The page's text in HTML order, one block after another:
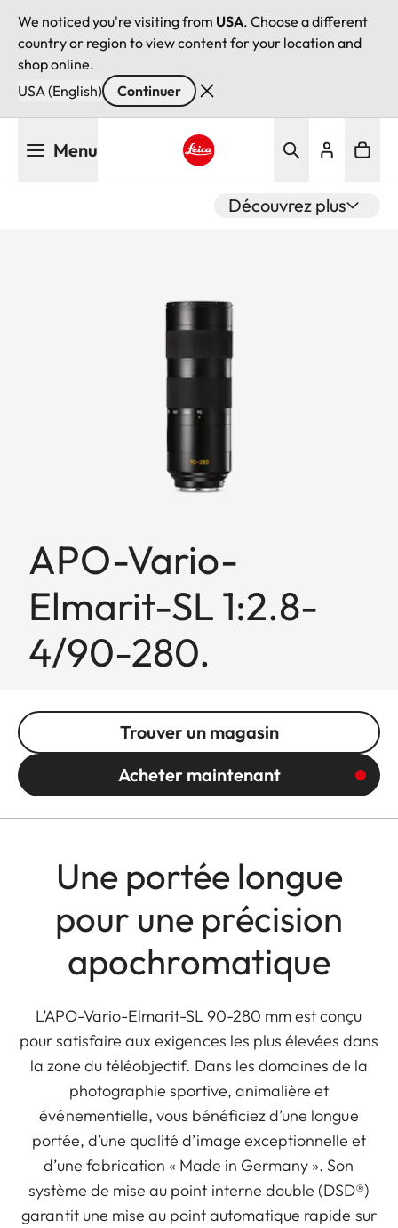
We noticed you're visiting from USA. Choose a different
country or region to view content for your location and
shop online.
USA (English)
Continuer
Menu
Découvrez plus
APO-Vario-
Elmarit-SL 1:2.8-
4/90-280.
Trouver un magasin
Acheter maintenant
Une portée longue
pour une précision
apochromatique
L’APO-Vario-Elmarit-SL 90-280 mm est conçu
pour satisfaire aux exigences les plus élevées dans
la zone du téléobjectif. Dans les domaines de la
photographie sportive, animalière et
événementielle, vous bénéficiez d’une longue
portée, d’une qualité d’image exceptionnelle et
d’une fabrication « Made in Germany ». Son
système de mise au point interne double (DSD®)
garantit une mise au point automatique rapide sur